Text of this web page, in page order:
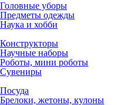
Головные уборы
Предметы одежды
Наука и хобби
Конструкторы
Научные наборы
Роботы, мини роботы
Сувениры
Посуда
Брелоки, жетоны, кулоны